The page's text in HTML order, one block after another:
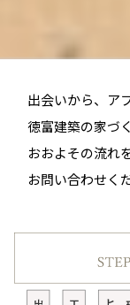
出会いから、ア
徳富建築の家づ
おおよその流れ
お問い合わせく